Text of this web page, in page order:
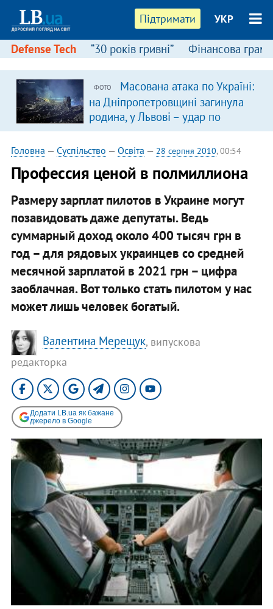
Підтримати УКР
Defense Tech “30 років гривні” Фінансова
ФОТО
Масована атака по Україні:
на Дніпропетровщині загинула
родина, у Львові – удар по
багатоповерхівках
(доповнюється)
Головна — Суспільство — Освіта — 28 серпня 2010, 00:54
Профессия ценой в полмиллиона
Размеру зарплат пилотов в Украине могут
позавидовать даже депутаты. Ведь
суммарный доход около 400 тысяч грн в
год – для рядовых украинцев со средней
месячной зарплатой в 2021 грн – цифра
заоблачная. Вот только стать пилотом у нас
может лишь человек богатый.
Валентина Мерещук, випускова
редакторка
Додати LB.ua як бажане
джерело в Google